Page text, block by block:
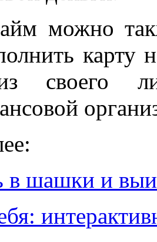
можно
карту
своего
в шашки и